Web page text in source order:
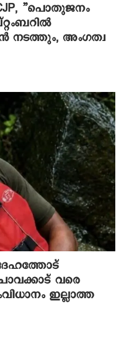
”പൊതുജനം
നടത്തും, അംഗത്വ
വരെ
ഇല്ലാത്ത